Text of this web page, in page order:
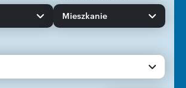
Mieszkanie